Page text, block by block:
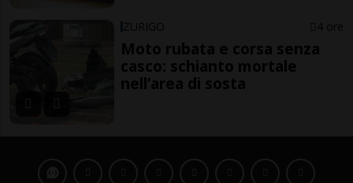
ZURIGO 4 ore
Moto rubata e corsa senza
casco: schianto mortale
nell’area di sosta